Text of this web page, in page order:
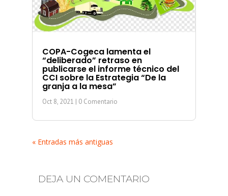
COPA-Cogeca lamenta el
“deliberado” retraso en
publicarse el informe técnico del
CCI sobre la Estrategia “De la
granja a la mesa”
Oct 8, 2021 | 0 Comentario
« Entradas más antiguas
DEJA UN COMENTARIO